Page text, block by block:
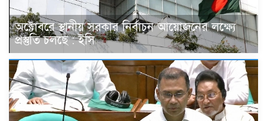
অক্টোবরে স্থানীয় সরকার নির্বাচন আয়োজনের লক্ষ্যে
প্রস্তুতি চলছে : ইসি